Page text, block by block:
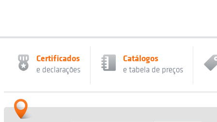
Certificados
e declarações
Catálogos
e tabela de preços